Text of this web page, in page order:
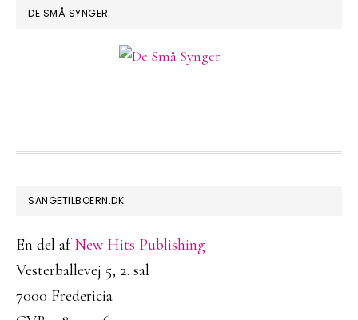
DE SMÅ SYNGER
FOOTER
SANGETILBOERN.DK
En del afNew Hits Publishing
Vesterballevej 5, 2. sal
7000 Fredericia